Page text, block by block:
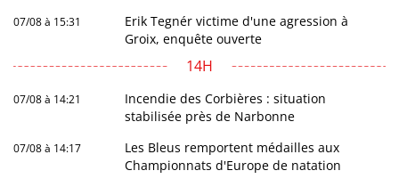
07/08 à 15:31
Erik Tegnér victime d'une agression à
Groix, enquête ouverte
14H
07/08 à 14:21
Incendie des Corbières : situation
stabilisée près de Narbonne
07/08 à 14:17
Les Bleus remportent médailles aux
Championnats d'Europe de natation